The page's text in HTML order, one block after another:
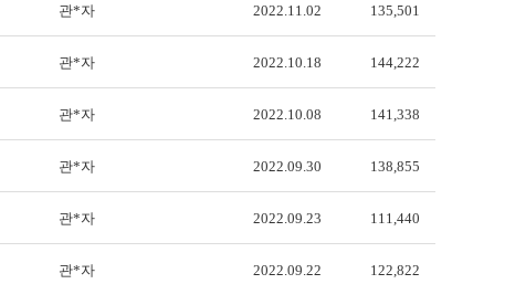
관*자 2022.11.02 135,501
관*자 2022.10.18 144,222
관*자 2022.10.08 141,338
관*자 2022.09.30 138,855
관*자 2022.09.23 111,440
관*자 2022.09.22 122,822